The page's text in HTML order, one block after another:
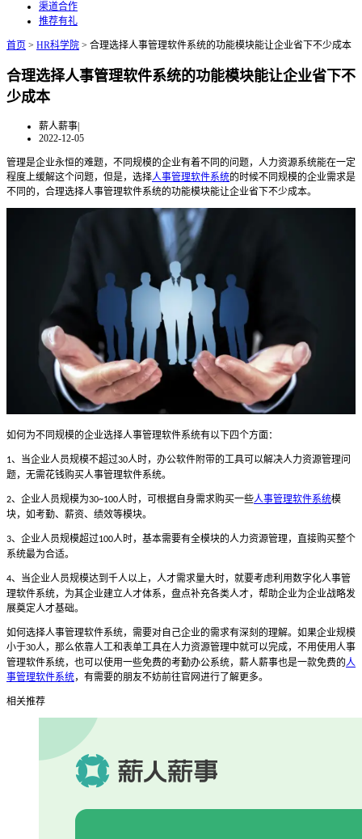
渠道合作
推荐有礼
首页 > HR科学院 > 合理选择人事管理软件系统的功能模块能让企业省下不少成本
合理选择人事管理软件系统的功能模块能让企业省下不
少成本
薪人薪事|
2022-12-05
管理是企业永恒的难题，不同规模的企业有着不同的问题，人力资源系统能在一定
程度上缓解这个问题，但是，选择人事管理软件系统的时候不同规模的企业需求是
不同的，合理选择人事管理软件系统的功能模块能让企业省下不少成本。
如何为不同规模的企业选择人事管理软件系统有以下四个方面：
1、当企业人员规模不超过30人时，办公软件附带的工具可以解决人力资源管理问
题，无需花钱购买人事管理软件系统。
2、企业人员规模为30~100人时，可根据自身需求购买一些人事管理软件系统模
块，如考勤、薪资、绩效等模块。
3、企业人员规模超过100人时，基本需要有全模块的人力资源管理，直接购买整个
系统最为合适。
4、当企业人员规模达到千人以上，人才需求量大时，就要考虑利用数字化人事管
理软件系统，为其企业建立人才体系，盘点补充各类人才，帮助企业为企业战略发
展奠定人才基础。
如何选择人事管理软件系统，需要对自己企业的需求有深刻的理解。如果企业规模
小于30人，那么依靠人工和表单工具在人力资源管理中就可以完成，不用使用人事
管理软件系统，也可以使用一些免费的考勤办公系统，薪人薪事也是一款免费的人
事管理软件系统，有需要的朋友不妨前往官网进行了解更多。
相关推荐